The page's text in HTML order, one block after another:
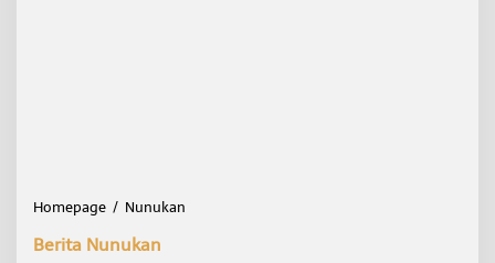
Homepage / Nunukan
Berita Nunukan